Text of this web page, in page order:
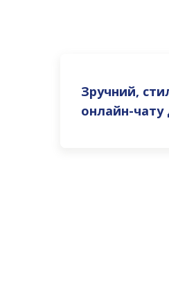
Зручний,
онлайн-чату